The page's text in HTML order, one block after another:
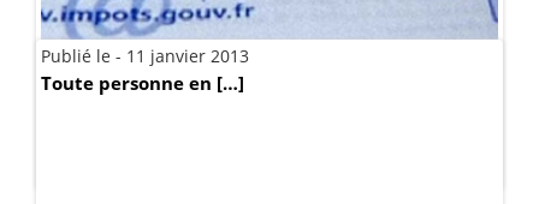
Publié le - 24 juin 2014
Pour bénéficier de […]
Publié le - 11 janvier 2013
Toute personne en […]